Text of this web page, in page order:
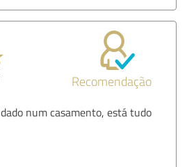
Recomendação
num casamento, está tudo